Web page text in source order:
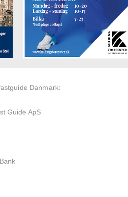
Danmark:
Guide ApS